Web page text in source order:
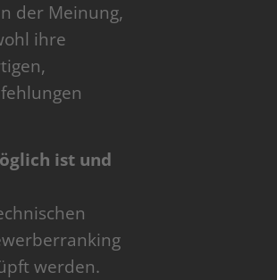
der Meinung,
ihre
ist und
werden.